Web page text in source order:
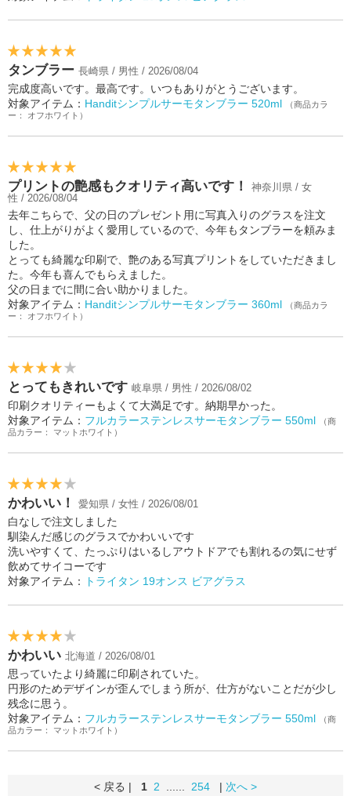
タンブラー 長崎県 / 男性 / 2026/08/04
完成度高いです。最高です。いつもありがとうございます。
対象アイテム： Handitシンプルサーモタンブラー 520ml
（商品カラ
ー： オフホワイト）
プリントの艶感もクオリティ高いです！
神奈川県 / 女
性 / 2026/08/04
去年こちらで、父の日のプレゼント用に写真入りのグラスを注文
し、仕上がりがよく愛用しているので、今年もタンブラーを頼みま
した。
とっても綺麗な印刷で、艶のある写真プリントをしていただきまし
た。今年も喜んでもらえました。
父の日までに間に合い助かりました。
対象アイテム： Handitシンプルサーモタンブラー 360ml
（商品カラ
ー： オフホワイト）
とってもきれいです 岐阜県 / 男性 / 2026/08/02
印刷クオリティーもよくて大満足です。納期早かった。
対象アイテム： フルカラーステンレスサーモタンブラー 550ml
（商
品カラー： マットホワイト）
かわいい！ 愛知県 / 女性 / 2026/08/01
白なしで注文しました
馴染んだ感じのグラスでかわいいです
洗いやすくて、たっぷりはいるしアウトドアでも割れるの気にせず
飲めてサイコーです
対象アイテム：
トライタン 19オンス ビアグラス
かわいい 北海道 / 2026/08/01
思っていたより綺麗に印刷されていた。
円形のためデザインが歪んでしまう所が、仕方がないことだが少し
残念に思う。
対象アイテム： フルカラーステンレスサーモタンブラー 550ml
（商
品カラー： マットホワイト）
< 戻る | 1 2 254 | 次へ >